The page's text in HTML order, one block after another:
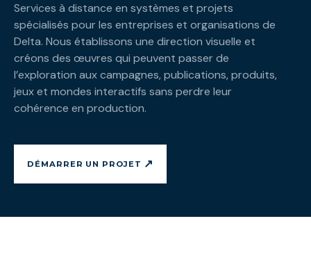
Services à distance en systèmes et projets
spécialisés pour les entreprises et organisations de
Delta. Nous établissons une direction visuelle et
créons des œuvres qui peuvent passer de
l’exploration aux campagnes, publications, produits,
jeux et mondes interactifs sans perdre leur
cohérence en production.
DÉMARRER UN PROJET ↗